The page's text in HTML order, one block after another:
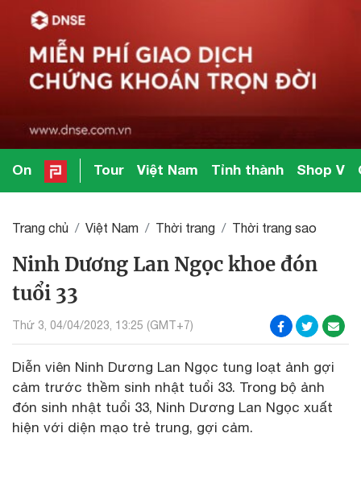
On Tour Việt Nam Tỉnh thành Shop V
Trang chủ Việt Nam Thời trang Thời trang sao
Ninh Dương Lan Ngọc khoe đón
tuổi 33
Thứ 3, 04/04/2023, 13:25 (GMT+7)
Diễn viên Ninh Dương Lan Ngọc tung loạt ảnh gợi
cảm trước thềm sinh nhật tuổi 33. Trong bộ ảnh
đón sinh nhật tuổi 33, Ninh Dương Lan Ngọc xuất
hiện với diện mạo trẻ trung, gợi cảm.